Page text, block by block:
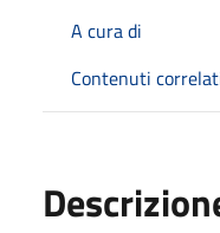
A cura di
Contenuti